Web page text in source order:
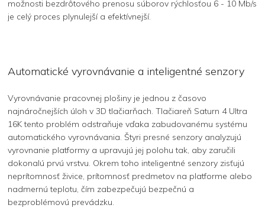
možnosti bezdrôtového prenosu súborov rýchlosťou 6 - 10 Mb/s
je celý proces plynulejší a efektívnejší.
Automatické vyrovnávanie a inteligentné senzory
Vyrovnávanie pracovnej plošiny je jednou z časovo
najnáročnejších úloh v 3D tlačiarňach. Tlačiareň Saturn 4 Ultra
16K tento problém odstraňuje vďaka zabudovanému systému
automatického vyrovnávania. Štyri presné senzory analyzujú
vyrovnanie platformy a upravujú jej polohu tak, aby zaručili
dokonalú prvú vrstvu. Okrem toho inteligentné senzory zisťujú
neprítomnosť živice, prítomnosť predmetov na platforme alebo
nadmernú teplotu, čím zabezpečujú bezpečnú a
bezproblémovú prevádzku.